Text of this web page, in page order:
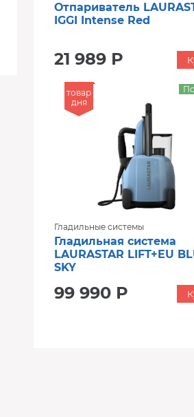
Отпариватель
IGGI Intense Red
21 989 Р
товар
дня
Гладильные системы
Гладильная система
LAURASTAR LIFT+EU
SKY
99 990 Р